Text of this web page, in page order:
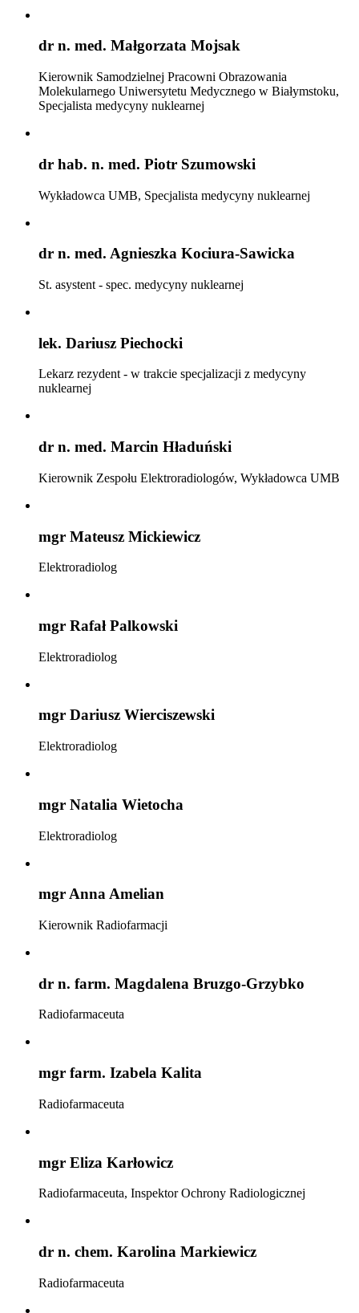
dr n. med. Małgorzata Mojsak
Kierownik Samodzielnej Pracowni Obrazowania
Molekularnego Uniwersytetu Medycznego w Białymstoku,
Specjalista medycyny nuklearnej
dr hab. n. med. Piotr Szumowski
Wykładowca UMB, Specjalista medycyny nuklearnej
dr n. med. Agnieszka Kociura-Sawicka
St. asystent - spec. medycyny nuklearnej
lek. Dariusz Piechocki
Lekarz rezydent - w trakcie specjalizacji z medycyny
nuklearnej
dr n. med. Marcin Hładuński
Kierownik Zespołu Elektroradiologów, Wykładowca UMB
mgr Mateusz Mickiewicz
Elektroradiolog
mgr Rafał Palkowski
Elektroradiolog
mgr Dariusz Wierciszewski
Elektroradiolog
mgr Natalia Wietocha
Elektroradiolog
mgr Anna Amelian
Kierownik Radiofarmacji
dr n. farm. Magdalena Bruzgo-Grzybko
Radiofarmaceuta
mgr farm. Izabela Kalita
Radiofarmaceuta
mgr Eliza Karłowicz
Radiofarmaceuta, Inspektor Ochrony Radiologicznej
dr n. chem. Karolina Markiewicz
Radiofarmaceuta